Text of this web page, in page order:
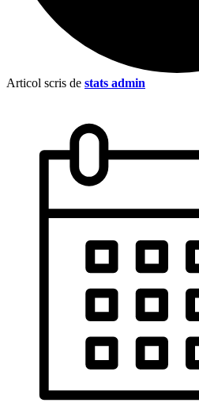
Articol scris de stats admin